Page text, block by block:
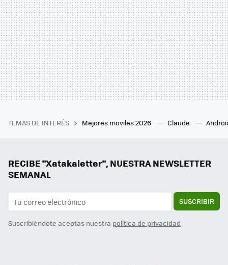
TEMAS DE INTERÉS Mejores moviles 2026 Claude
RECIBE "Xatakaletter", NUESTRA NEWSLETTER
SEMANAL
SUSCRIBIR
Suscribiéndote aceptas nuestra política de privacidad